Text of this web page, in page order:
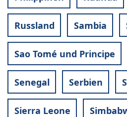
Russland Sambia
Sao Tomé und Principe
Senegal Serbien
Sierra Leone